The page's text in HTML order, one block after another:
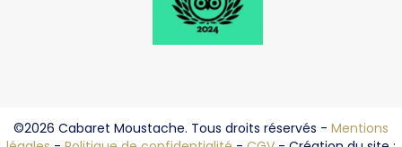
©2026 Cabaret Moustache. Tous droits réservés - Mentions